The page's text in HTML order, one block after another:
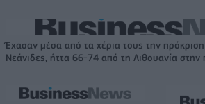
Έχασαν μέσα από τα χέρια τους την
Νεάνιδες, ήττα 66-74 από τη Λιθουανία στην